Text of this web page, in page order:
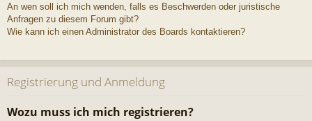
An wen soll ich mich wenden, falls es Beschwerden oder juristische
Anfragen zu diesem Forum gibt?
Wie kann ich einen Administrator des Boards kontaktieren?
Registrierung und Anmeldung
Wozu muss ich mich registrieren?